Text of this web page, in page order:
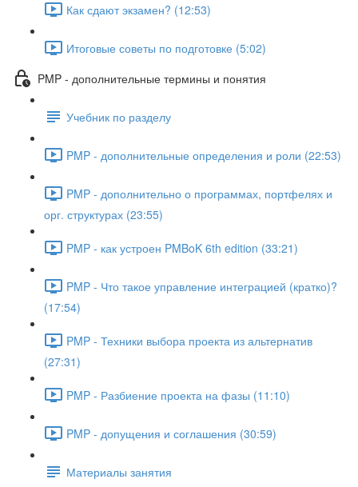
Как сдают экзамен? (12:53)
Итоговые советы по подготовке (5:02)
PMP - дополнительные термины и понятия
Учебник по разделу
PMP - дополнительные определения и роли (22:53)
PMP - дополнительно о программах, портфелях и
орг. структурах (23:55)
PMP - как устроен PMBoK 6th edition (33:21)
PMP - Что такое управление интеграцией (кратко)?
(17:54)
PMP - Техники выбора проекта из альтернатив
(27:31)
PMP - Разбиение проекта на фазы (11:10)
PMP - допущения и соглашения (30:59)
Материалы занятия